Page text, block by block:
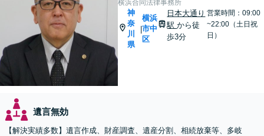
横浜合同法律事務所
神
奈
川
県
|
横浜
市中
区
日本大通り
駅から徒
歩3分
営業時間：09:00
~22:00（土日祝
日）
遺言無効
【解決実績多数】遺言作成、財産調査、遺産分割、相続放棄等、多岐